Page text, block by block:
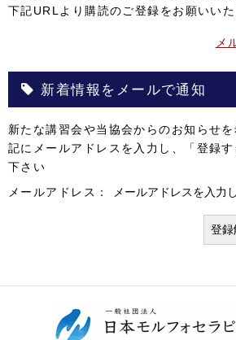
下記URLより購読のご登録をお願いいた
メ
新着情報をメールで通知
新たな講習会や当協会からのお知らせ
記にメールアドレスを入力し、「登録
下さい
メールアドレス：